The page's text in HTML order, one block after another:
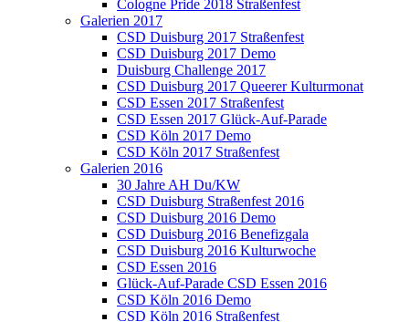
Cologne Pride 2018 Straßenfest
Galerien 2017
CSD Duisburg 2017 Straßenfest
CSD Duisburg 2017 Demo
Duisburg Challenge 2017
CSD Duisburg 2017 Queerer Kulturmonat
CSD Essen 2017 Straßenfest
CSD Essen 2017 Glück-Auf-Parade
CSD Köln 2017 Demo
CSD Köln 2017 Straßenfest
Galerien 2016
30 Jahre AH Du/KW
CSD Duisburg Straßenfest 2016
CSD Duisburg 2016 Demo
CSD Duisburg 2016 Benefizgala
CSD Duisburg 2016 Kulturwoche
CSD Essen 2016
Glück-Auf-Parade CSD Essen 2016
CSD Köln 2016 Demo
CSD Köln 2016 Straßenfest